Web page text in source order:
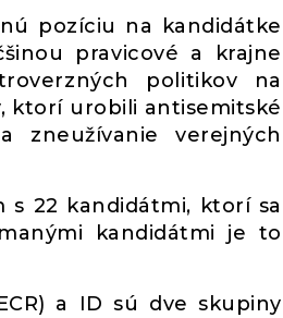
pozíciu na kandidátke
pravicové a krajne
politikov na
ktorí urobili antisemitské
zneužívanie verejných
s 22 kandidátmi, ktorí sa
kandidátmi je to
a ID sú dve skupiny